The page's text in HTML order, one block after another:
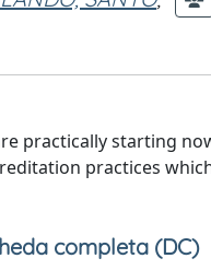
practically starting
practices
completa (DC)